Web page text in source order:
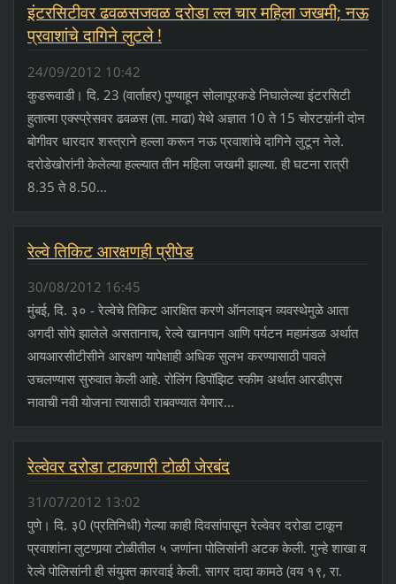
इंटरसिटीवर ढवळसजवळ दरोडा ल्ल चार महिला जखमी; नऊ
प्रवाशांचे दागिने लुटले !
24/09/2012 10:42
कुडरूवाडी। दि. 23 (वार्ताहर) पुण्याहून सोलापूरकडे निघालेल्या इंटरसिटी
हुतात्मा एक्स्प्रेसवर ढवळस (ता. माढा) येथे अज्ञात 10 ते 15 चोरटय़ांनी दोन
बोगीवर धारदार शस्त्राने हल्ला करून नऊ प्रवाशांचे दागिने लुटून नेले.
दरोडेखोरांनी केलेल्या हल्ल्यात तीन महिला जखमी झाल्या. ही घटना रात्री
8.35 ते 8.50...
रेल्वे तिकिट आरक्षणही प्रीपेड
30/08/2012 16:45
मुंबई, दि. ३० - रेल्वेचे तिकिट आरक्षित करणे ऑनलाइन व्यवस्थेमुळे आता
अगदी सोपे झालेले असतानाच, रेल्वे खानपान आणि पर्यटन महामंडळ अर्थात
आयआरसीटीसीने आरक्षण यापेक्षाही अधिक सुलभ करण्यासाठी पावले
उचलण्यास सुरुवात केली आहे. रोलिंग डिपॉझिट स्कीम अर्थात आरडीएस
नावाची नवी योजना त्यासाठी राबवण्यात येणार...
रेल्वेवर दरोडा टाकणारी टोळी जेरबंद
31/07/2012 13:02
पुणे। दि. ३0 (प्रतिनिधी) गेल्या काही दिवसांपासून रेल्वेवर दरोडा टाकून
प्रवाशांना लुटणार्‍या टोळीतील ५ जणांना पोलिसांनी अटक केली. गुन्हे शाखा व
रेल्वे पोलिसांनी ही संयुक्त कारवाई केली. सागर दादा कामठे (वय १९, रा.